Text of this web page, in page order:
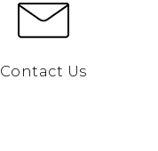
Contact Us